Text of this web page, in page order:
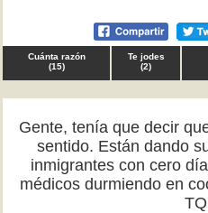
Cuánta razón
(15)
Te jodes
(2)
Gente, tenía que decir
sentido. Están dando
inmigrantes con cero
médicos durmiendo en